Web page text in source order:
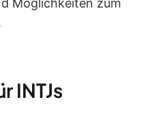
Möglichkeiten zum
INTJs